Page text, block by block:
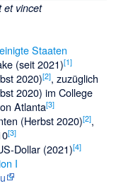
et vincet
Staaten
(seit 2021)[1]
2020)[2], zuzüglich
2020) im College
Atlanta[3]
(Herbst 2020)[2],
[3]
Dollar (2021)[4]
I